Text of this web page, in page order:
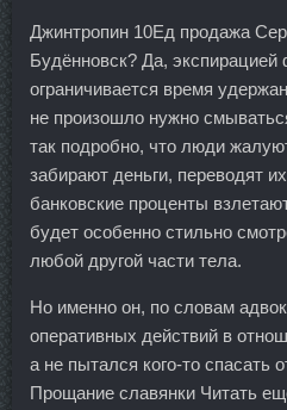
Джинтропин 10Ед продажа
Будённовск? Да,
ограничивается время
не произошло нужно
так подробно, что люди
забирают деньги, переводят
банковские проценты
будет особенно стильно
любой другой части тела.
Но именно он, по словам
оперативных действий в
а не пытался кого-то спасать
Прощание славянки Читать